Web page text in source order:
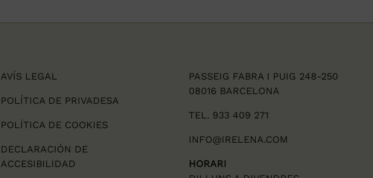
AVÍS LEGAL
POLÍTICA DE PRIVADESA
POLÍTICA DE COOKIES
DECLARACIÓN DE
ACCESIBILIDAD
PASSEIG FABRA I PUIG 248-250
08016 BARCELONA
TEL. 933 409 271
INFO@IRELENA.COM
HORARI